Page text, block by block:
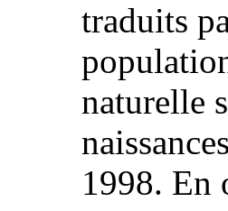
traduits
naturelle
1998. En